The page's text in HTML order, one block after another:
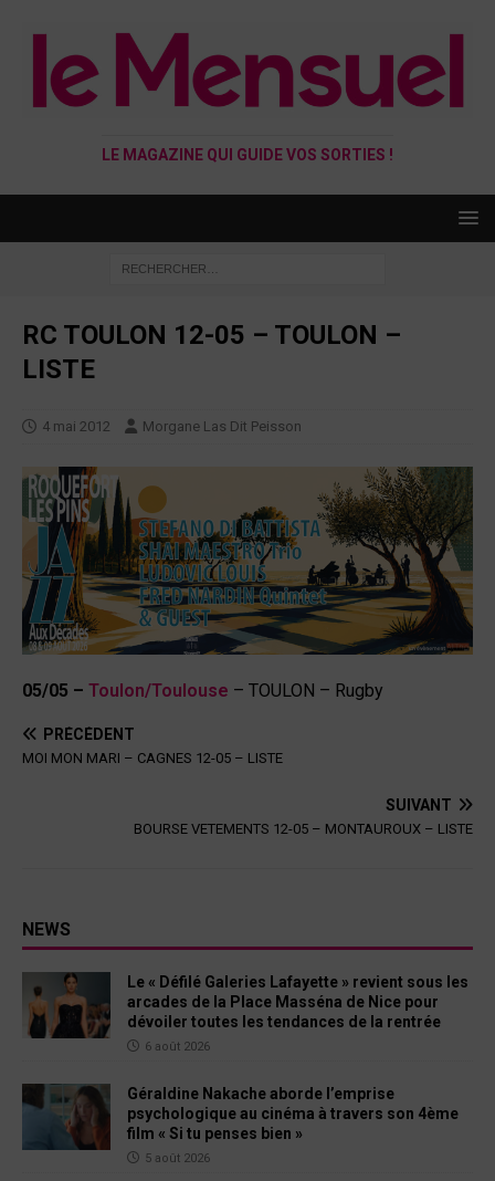
LE MAGAZINE QUI GUIDE VOS SORTIES !
RC TOULON 12-05 – TOULON –
LISTE
4 mai 2012 Morgane Las Dit Peisson
05/05 – Toulon/Toulouse – TOULON – Rugby
PRÉCÉDENT
MOI MON MARI – CAGNES 12-05 – LISTE
SUIVANT
BOURSE VETEMENTS 12-05 – MONTAUROUX – LISTE
NEWS
Le « Défilé Galeries Lafayette » revient sous les
arcades de la Place Masséna de Nice pour
dévoiler toutes les tendances de la rentrée
6 août 2026
Géraldine Nakache aborde l’emprise
psychologique au cinéma à travers son 4ème
film « Si tu penses bien »
5 août 2026